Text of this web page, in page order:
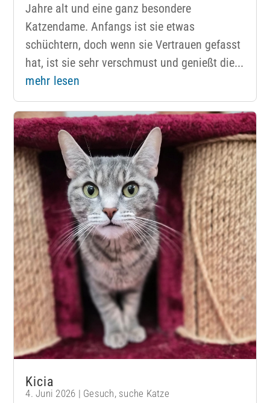
Jahre alt und eine ganz besondere
Katzendame. Anfangs ist sie etwas
schüchtern, doch wenn sie Vertrauen gefasst
hat, ist sie sehr verschmust und genießt die...
mehr lesen
Kicia
4. Juni 2026 | Gesuch, suche Katze